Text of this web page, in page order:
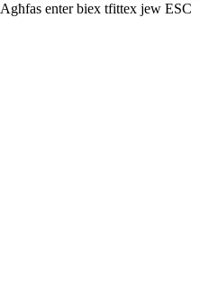
Agħfas enter biex tfittex jew ESC